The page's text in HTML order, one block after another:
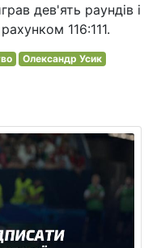
дев'ять раундів і
116:111.
Олександр Усик